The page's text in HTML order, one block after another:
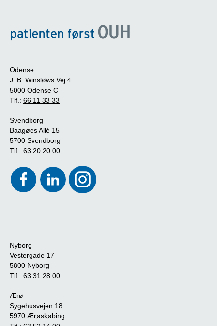
Odense
J. B. Winsløws Vej 4
5000 Odense C
Tlf.: 66 11 33 33
Svendborg
Baagøes Allé 15
5700 Svendborg
Tlf.: 63 20 20 00
Nyborg
Vestergade 17
5800 Nyborg
Tlf.: 63 31 28 00
Ærø
Sygehusvejen 18
5970 Ærøskøbing